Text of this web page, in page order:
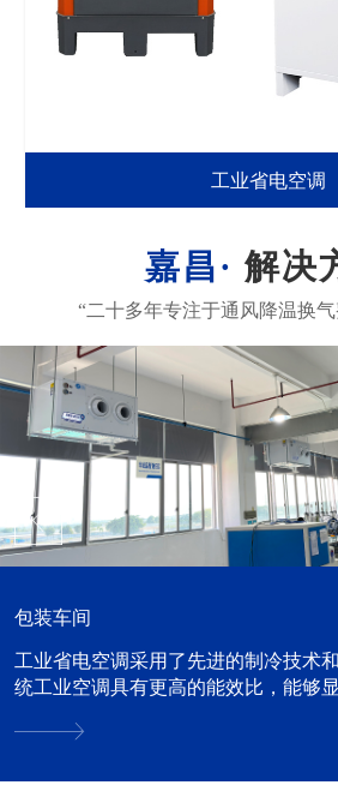
工业省电空调
解决
包装车间
工业省电空调采用了先进的制冷技术
统工业空调具有更高的能效比，能够
较大比重的...